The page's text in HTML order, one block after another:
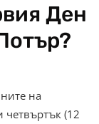
Ден
на
четвъртък (12